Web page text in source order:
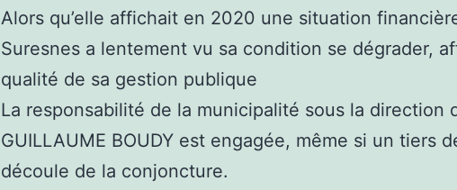
Alors qu’elle affichait en 2020 une situation
Suresnes a lentement vu sa condition se dégrader,
qualité de sa gestion publique
La responsabilité de la municipalité sous la direction
GUILLAUME BOUDY est engagée, même si un tiers
découle de la conjoncture.